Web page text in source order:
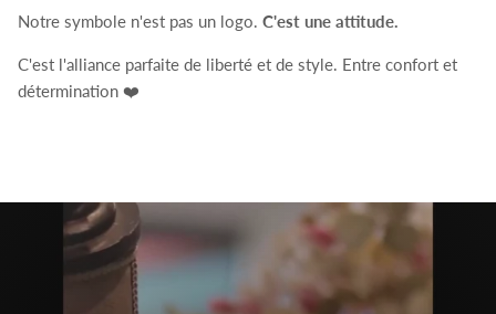
Notre symbole n'est pas un logo. C'est une attitude.
C'est l'alliance parfaite de liberté et de style. Entre confort et
détermination ❤️